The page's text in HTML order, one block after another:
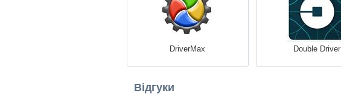
DriverMax Double Driver
Відгуки